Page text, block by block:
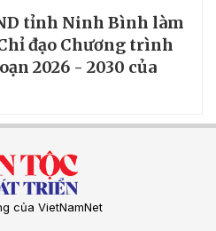
tỉnh Ninh Bình làm
đạo Chương trình
2026 - 2030 của
của VietNamNet